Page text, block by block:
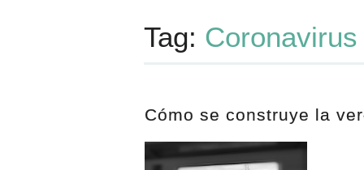
Tag: Coronavirus
Cómo se construye la